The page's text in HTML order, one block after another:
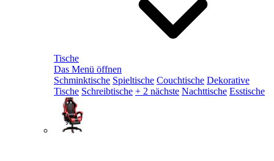
Tische
Das Menü öffnen
Schminktische Spieltische Couchtische Dekorative
Tische Schreibtische + 2 nächste Nachttische Esstische